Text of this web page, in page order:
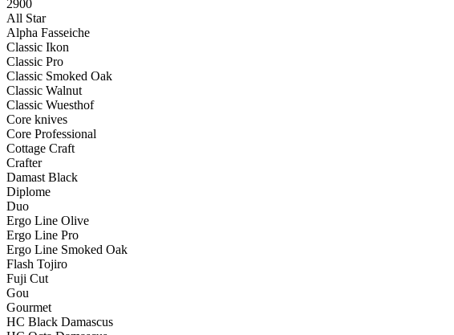
2900
All Star
Alpha Fasseiche
Classic Ikon
Classic Pro
Classic Smoked Oak
Classic Walnut
Classic Wuesthof
Core knives
Core Professional
Cottage Craft
Crafter
Damast Black
Diplome
Duo
Ergo Line Olive
Ergo Line Pro
Ergo Line Smoked Oak
Flash Tojiro
Fuji Cut
Gou
Gourmet
HC Black Damascus